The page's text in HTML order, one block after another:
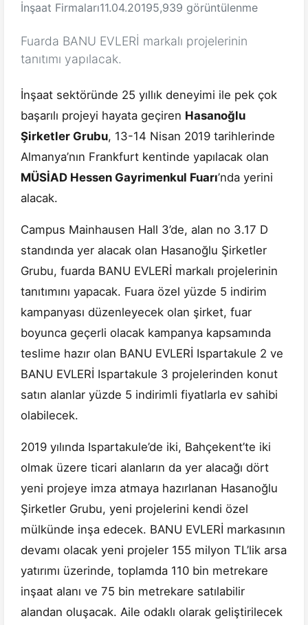
İnşaat Firmaları11.04.20195,939 görüntülenme
Fuarda BANU EVLERİ markalı projelerinin
tanıtımı yapılacak.
İnşaat sektöründe 25 yıllık deneyimi ile pek çok
başarılı projeyi hayata geçiren Hasanoğlu
Şirketler Grubu, 13-14 Nisan 2019 tarihlerinde
Almanya’nın Frankfurt kentinde yapılacak olan
MÜSİAD Hessen Gayrimenkul Fuarı’nda yerini
alacak.
Campus Mainhausen Hall 3’de, alan no 3.17 D
standında yer alacak olan Hasanoğlu Şirketler
Grubu, fuarda BANU EVLERİ markalı projelerinin
tanıtımını yapacak. Fuara özel yüzde 5 indirim
kampanyası düzenleyecek olan şirket, fuar
boyunca geçerli olacak kampanya kapsamında
teslime hazır olan BANU EVLERİ Ispartakule 2 ve
BANU EVLERİ Ispartakule 3 projelerinden konut
satın alanlar yüzde 5 indirimli fiyatlarla ev sahibi
olabilecek.
2019 yılında Ispartakule’de iki, Bahçekent’te iki
olmak üzere ticari alanların da yer alacağı dört
yeni projeye imza atmaya hazırlanan Hasanoğlu
Şirketler Grubu, yeni projelerini kendi özel
mülkünde inşa edecek. BANU EVLERİ markasının
devamı olacak yeni projeler 155 milyon TL’lik arsa
yatırımı üzerinde, toplamda 110 bin metrekare
inşaat alanı ve 75 bin metrekare satılabilir
alandan oluşacak. Aile odaklı olarak geliştirilecek